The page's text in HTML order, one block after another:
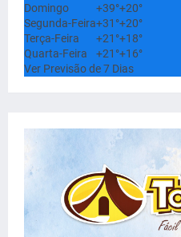
Domingo
+39°+20°
Segunda-Feira+31°+20°
Terça-Feira
+21°+18°
Quarta-Feira
+21°+16°
Ver Previsão de 7 Dias